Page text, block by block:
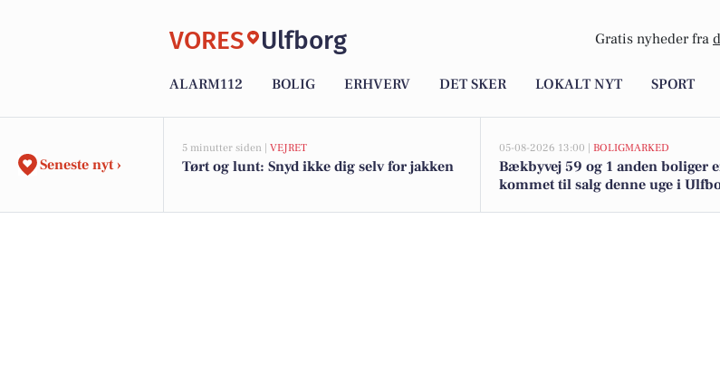
VORES Ulfborg Gratis nyheder fra
ALARM112 BOLIG ERHVERV DET SKER LOKALT NYT SPORT
Seneste nyt ›
5 minutter siden | VEJRET
Tørt og lunt: Snyd ikke dig selv for jakken
05-08-2026 13:00 | BOLIGMARKED
Bækbyvej 59 og 1 anden boliger
kommet til salg denne uge i